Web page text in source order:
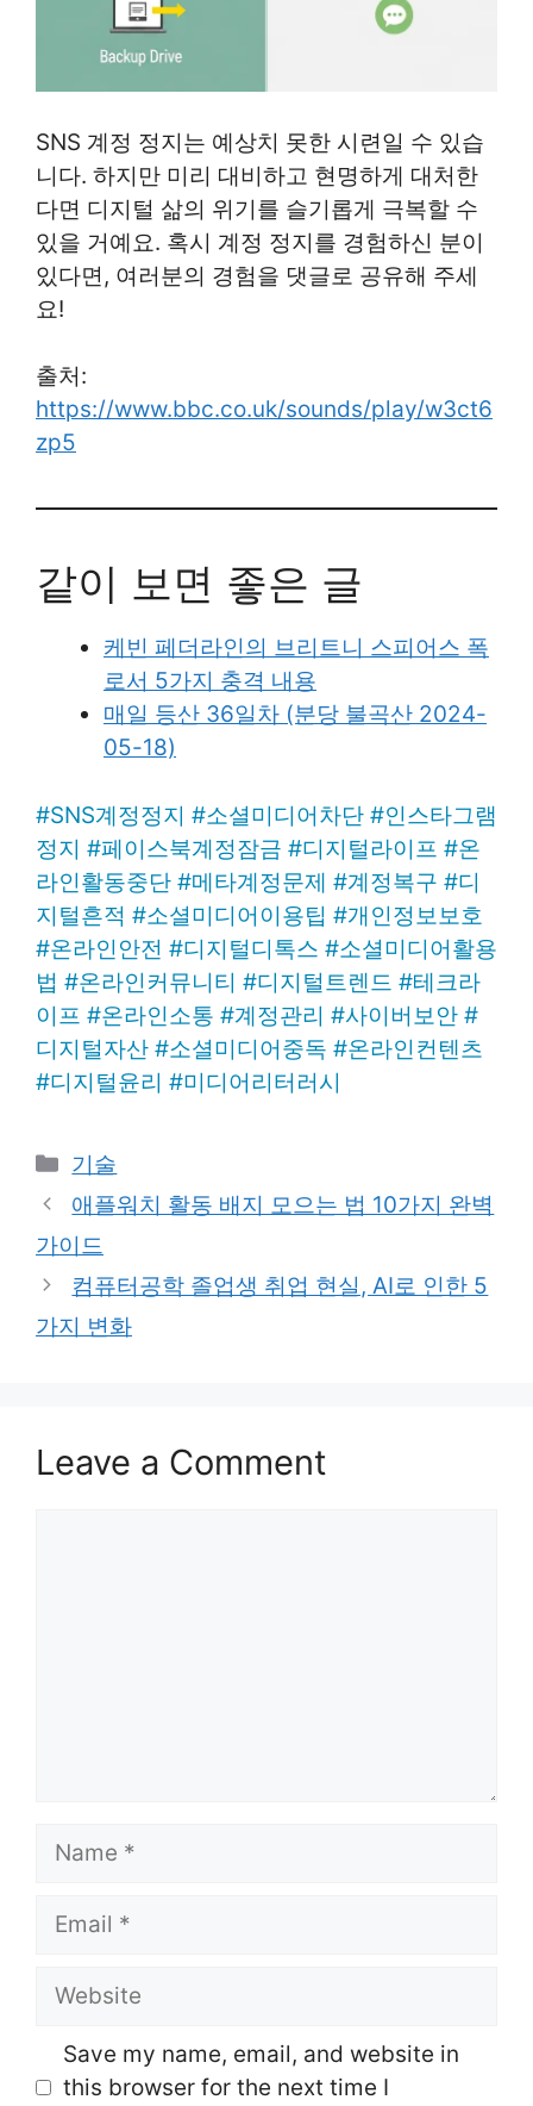
SNS 계정 정지는 예상치 못한 시련일 수 있습
니다. 하지만 미리 대비하고 현명하게 대처한
다면 디지털 삶의 위기를 슬기롭게 극복할 수
있을 거예요. 혹시 계정 정지를 경험하신 분이
있다면, 여러분의 경험을 댓글로 공유해 주세
요!
출처:
https://www.bbc.co.uk/sounds/play/w3ct6
zp5
같이 보면 좋은 글
케빈 페더라인의 브리트니 스피어스 폭
로서 5가지 충격 내용
매일 등산 36일차 (분당 불곡산 2024-
05-18)
#SNS계정정지 #소셜미디어차단 #인스타그램
정지 #페이스북계정잠금 #디지털라이프 #온
라인활동중단 #메타계정문제 #계정복구 #디
지털흔적 #소셜미디어이용팁 #개인정보보호
#온라인안전 #디지털디톡스 #소셜미디어활용
법 #온라인커뮤니티 #디지털트렌드 #테크라
이프 #온라인소통 #계정관리 #사이버보안 #
디지털자산 #소셜미디어중독 #온라인컨텐츠
#디지털윤리 #미디어리터러시
Categories
기술
애플워치 활동 배지 모으는 법 10가지 완벽
가이드
컴퓨터공학 졸업생 취업 현실, AI로 인한 5
가지 변화
Leave a Comment
Name
Email
Website
Save my name, email, and website in
this browser for the next time I